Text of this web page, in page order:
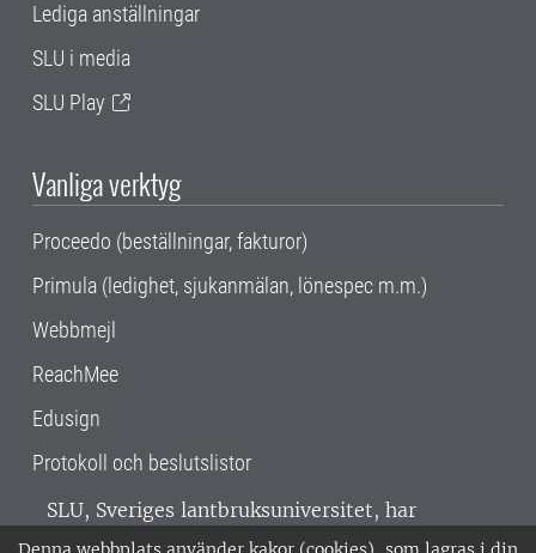
Lediga anställningar
SLU i media
SLU Play
Vanliga verktyg
Proceedo (beställningar, fakturor)
Primula (ledighet, sjukanmälan, lönespec m.m.)
Webbmejl
ReachMee
Edusign
Protokoll och beslutslistor
SLU, Sveriges lantbruksuniversitet, har
verksamhet över hela Sverige. Huvudorter är